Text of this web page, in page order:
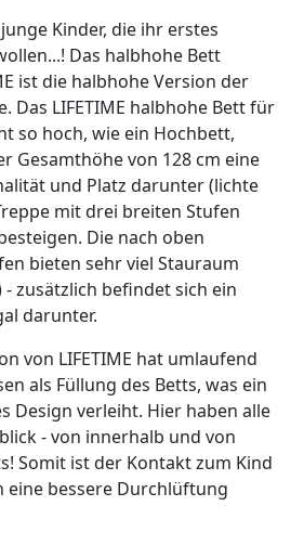
Kinder, die ihr erstes
Das halbhohe Bett
ist die halbhohe Version der
Das LIFETIME halbhohe Bett für
so hoch, wie ein Hochbett,
Gesamthöhe von 128 cm eine
und Platz darunter (lichte
mit drei breiten Stufen
Die nach oben
bieten sehr viel Stauraum
zusätzlich befindet sich ein
darunter.
von LIFETIME hat umlaufend
als Füllung des Betts, was ein
Design verleiht. Hier haben alle
- von innerhalb und von
Somit ist der Kontakt zum Kind
eine bessere Durchlüftung